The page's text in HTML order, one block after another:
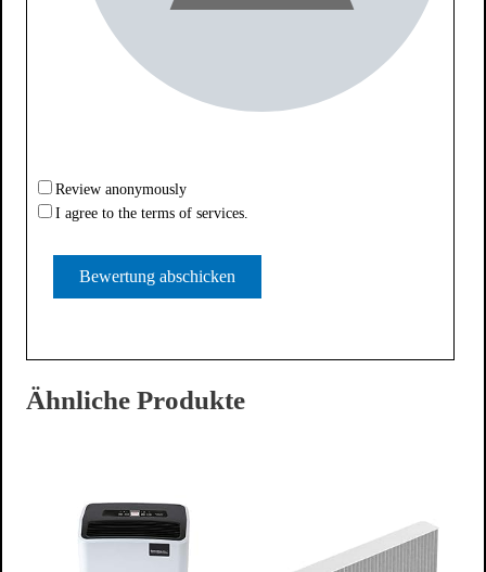
Review anonymously
I agree to the terms of services.
Ähnliche Produkte